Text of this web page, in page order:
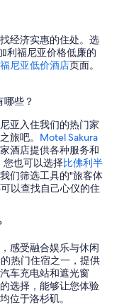
经济实惠的住处。选
利福尼亚价格低廉的
尼亚低价酒店页面。
些？
亚入住我们的热门家
旅吧。 Motel Sakura
酒店提供各种服务和
您也可以选择比佛利半
们筛选工具的"旅客体
以查找自己心仪的住
感受融合娱乐与休闲
热门住宿之一，提供
车充电站和遮光窗
选择，能够让您体验
位于洛杉矶。